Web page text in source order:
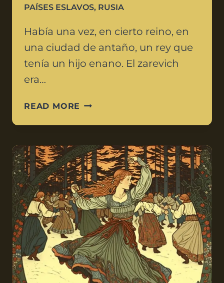
PAÍSES ESLAVOS, RUSIA
Había una vez, en cierto reino, en
una ciudad de antaño, un rey que
tenía un hijo enano. El zarevich
era…
READ MORE